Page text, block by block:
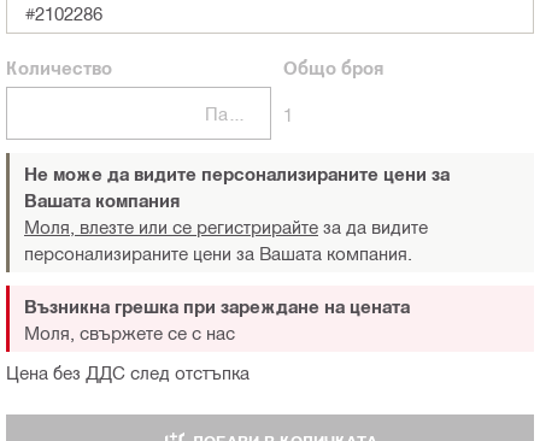
#2102286
Количество Общо броя
1
Не може да видите персонализираните цени за
Вашата компания
Моля, влезте или се регистрирайте за да видите
персонализираните цени за Вашата компания.
Цена без ДДС след отстъпка
Възникна грешка при зареждане на цената
Моля, свържете се с нас